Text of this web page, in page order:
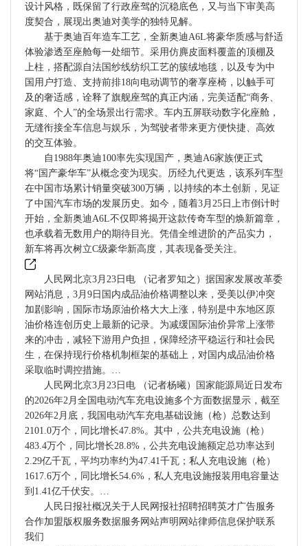
设计风格，既保留了行政座驾的沉稳底色，又与当下审美高
度契合，展现出奥迪对美学的独特见解。
基于奥迪百年造车工艺，全新奥迪A6L将豪华质感与舒适
体验渗透至座舱每一处细节。采用仿麂皮面料覆盖的顶棚及
上柱，搭配源自法国纱线纺织工艺的簇绒地毯，以及专为中
国用户打造、支持前排18向电动调节的奢享座椅，以触手可
及的奢适感，诠释了旗舰座驾的真正内涵，完美适配“商务、
家庭、个人”的全场景出行需求。车内五屏联动数字化座舱，
无缝衔接全车信息与娱乐，为驾驶者带来更方便快捷、高效
的交互体验。
自1988年奥迪100率先实现国产，奥迪A6家族便正式
将“国产豪华车”从概念变为现实。历经九代更迭，该系列车型
在中国市场累计销量突破300万辆，以持续的本土创新，见证
了中国汽车市场的发展历史。如今，随着3月25日上市倒计时
开始，全新奥迪A6L不仅即将揭开这款传奇车型的焕新篇章，
也承载着无数用户的期待目光。凭借全维进阶的产品实力，
新车将再次树立C级豪华新高度，其表现备受关注。
人民网北京3月23日电 （记者罗知之）据国家发展改革委
网站消息，3月9日国内成品油价格调整以来，受美以伊冲突
加剧影响，国际市场原油价格大大上涨，特别是中东地区原
油价格连创历史上最新的记录。为减缓国际油价异常上涨带
来的冲击，减轻下游用户负担，保障经济平稳运行和社会民
生，在保持现行价格机制框架的基础上，对国内成品油价格
采取临时调控措施。…
人民网北京3月23日电 （记者杨曦）国家能源局近日发布
的2026年2月全国电动汽车充电设施多个方面数据显示，截至
2026年2月底，我国电动汽车充电基础设施（枪）总数达到
2101.0万个，同比增长47.8%。其中，公共充电设施（枪）
483.4万个，同比增长28.8%，公共充电设施额定总功率达到
2.29亿千瓦，平均功率约为47.41千瓦；私人充电设施（枪）
1617.6万个，同比增长54.6%，私人充电设施报装用电容量达
到1.41亿千伏安。…
人民日报社概况关于人民网报社招聘招聘英才广告服务
合作加盟版权服务数据服务网站声明网站律师信息保护联系
我们